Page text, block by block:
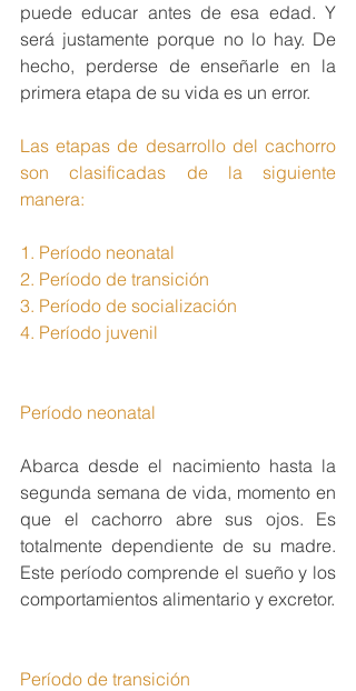
puede educar antes de esa edad. Y
será justamente porque no lo hay. De
hecho, perderse de enseñarle en la
primera etapa de su vida es un error.
Las etapas de desarrollo del cachorro
son clasificadas de la siguiente
manera:
1. Período neonatal
2. Período de transición
3. Período de socialización
4. Período juvenil
Período neonatal
Abarca desde el nacimiento hasta la
segunda semana de vida, momento en
que el cachorro abre sus ojos. Es
totalmente dependiente de su madre.
Este período comprende el sueño y los
comportamientos alimentario y excretor.
Período de transición